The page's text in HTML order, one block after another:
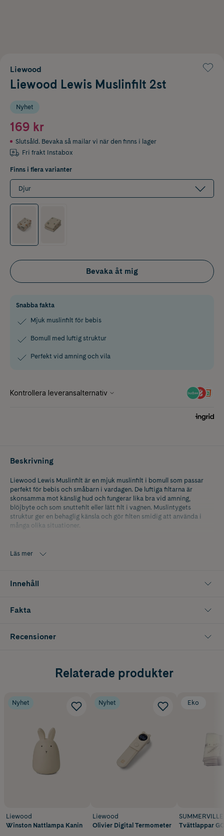
Liewood
Liewood Lewis Muslinfilt 2st
Nyhet
169 kr
Slutsåld. Bevaka så mailar vi när den finns i lager
Fri frakt Instabox
Finns i flera varianter
Djur
Bevaka åt mig
Snabba fakta
Mjuk muslinfilt för bebis
Bomull med luftig struktur
Perfekt vid amning och vila
Beskrivning
Liewood Lewis Muslinfilt är en mjuk muslinfilt i bomull som passar
perfekt för bebis och småbarn i vardagen. De luftiga filtarna är
skonsamma mot känslig hud och fungerar lika bra vid amning,
blöjbyte och som snuttefilt eller lätt filt i vagnen. Muslintygets
struktur ger en behaglig känsla och gör filten smidig att använda i
många olika situationer.
behagligare efter tvätt. Perfekt som babyfilt, kräkfilt eller tunn filt vid
Läs mer
Innehåll
Fakta
Recensioner
Relaterade produkter
Nyhet
Liewood
Winston Nattlampa Kanin
Nyhet
Liewood
Olivier Digital Termometer
Eko
Tvättlappar